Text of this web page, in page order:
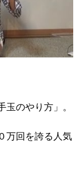
のやり方」。
万回を誇る人気